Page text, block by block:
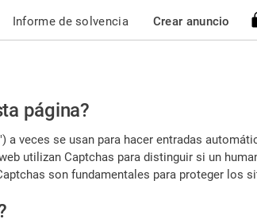
Informe de solvencia Crear anuncio
página?
a veces se usan para hacer entradas
utilizan Captchas para distinguir si un
son fundamentales para proteger los